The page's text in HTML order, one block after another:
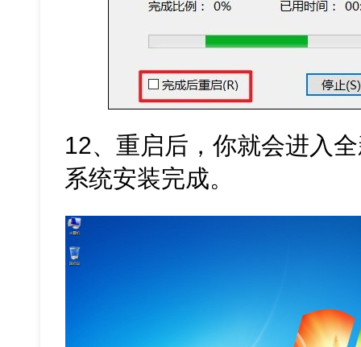
12、重启后，你就会进入
系统安装完成。